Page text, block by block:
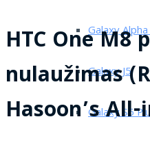
Galaxy
Galaxy J5
Galaxy S5
HTC One M8
nulaužimas
Hasoon’s